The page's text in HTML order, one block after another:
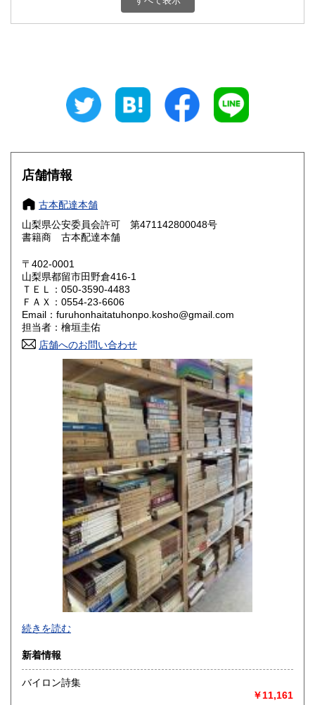
800円 三重県
大阪府
奈良県
鳥取県 800円 島根県
岡山県
山口県 800円
香川県 800円 愛媛県
高知県 800円
800円 長崎県
800円 大分県
800円 鹿児島県
1,500円
店舗情報
古本配達本舗
山梨県公安委員会許可 第471142800048号
書籍商 古本配達本舗
〒402-0001
山梨県都留市田野倉416-1
ＴＥＬ：050-3590-4483
ＦＡＸ：0554-23-6606
Email：furuhonhaitatuhonpo.kosho@gmail.com
担当者：檜垣圭佑
店舗へのお問い合わせ
-
沿線名：-
最寄駅：-
営業時間：-
定休日：-
続きを読む
新着情報
バイロン詩集
￥11,161